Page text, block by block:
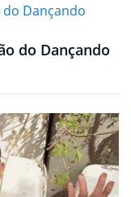
do Dançando